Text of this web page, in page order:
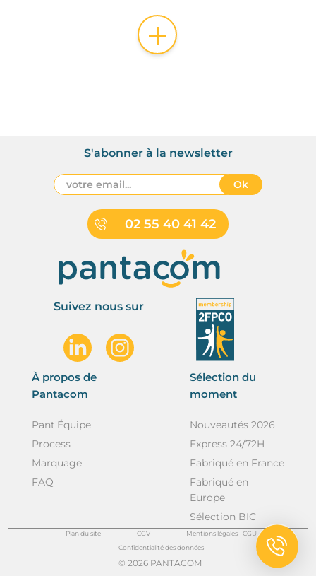
+
02 55 40 41 42
S'abonner à la newsletter
Ok
Suivez nous sur
À propos de
Pantacom
Pant'Équipe
Process
Marquage
FAQ
Sélection du
moment
Nouveautés 2026
Express 24/72H
Fabriqué en France
Fabriqué en
Europe
Sélection BIC
© 2026 PANTACOM
Plan du site CGV
Mentions légales - CGU
Confidentialité des données